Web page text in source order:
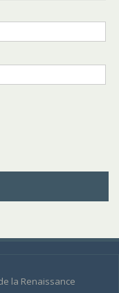
la Renaissance